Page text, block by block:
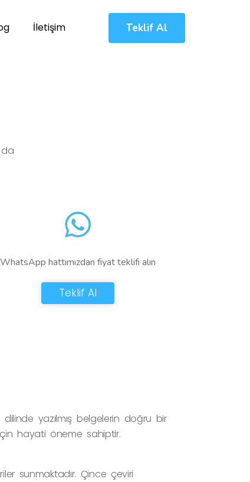
İletişim Teklif Al
da
WhatsApp hattımızdan fiyat teklifi alın
Teklif Al
yazılmış belgelerin doğru bir
hayati öneme sahiptir.
sunmaktadır. Çince çeviri